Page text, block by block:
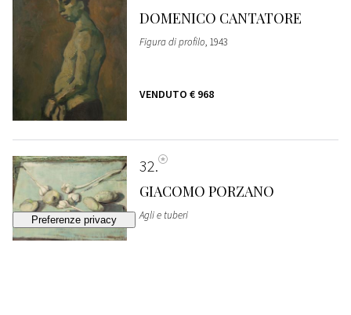
DOMENICO CANTATORE
Figura di profilo, 1943
VENDUTO € 968
32
GIACOMO PORZANO
Agli e tuberi